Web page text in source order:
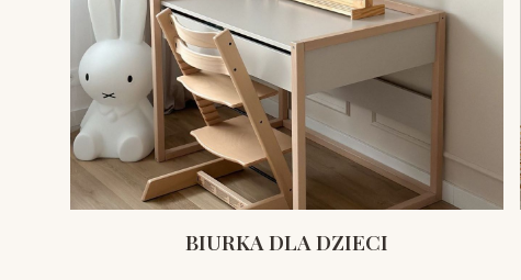
BIURKA DLA DZIECI